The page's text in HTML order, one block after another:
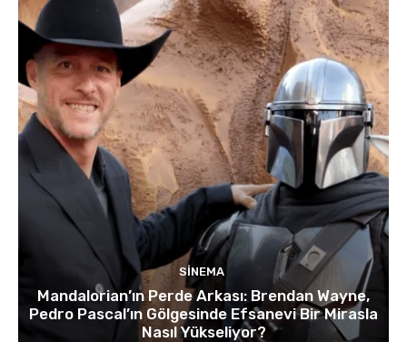
SINEMA
Mandalorian’ın Perde Arkası: Brendan Wayne,
Pedro Pascal’ın Gölgesinde Efsanevi Bir Mirasla
Nasıl Yükseliyor?